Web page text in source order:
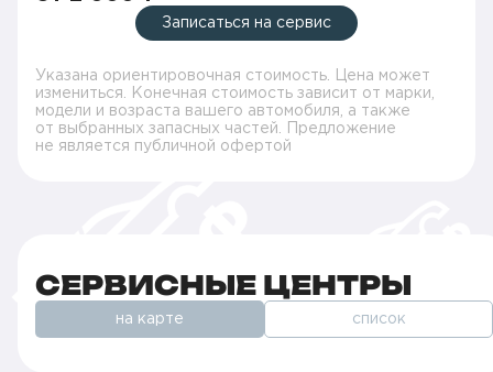
Записаться на сервис
Указана ориентировочная стоимость. Цена может
измениться. Конечная стоимость зависит от марки,
модели и возраста вашего автомобиля, а также
от выбранных запасных частей. Предложение
не является публичной офертой
СЕРВИСНЫЕ ЦЕНТРЫ
на карте список